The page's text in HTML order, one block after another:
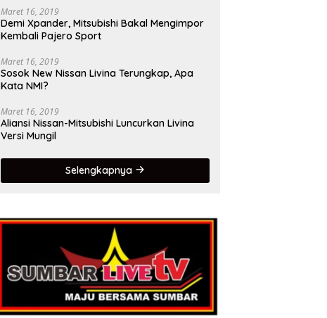
Maret 16, 2019
Demi Xpander, Mitsubishi Bakal Mengimpor
Kembali Pajero Sport
Maret 16, 2019
Sosok New Nissan Livina Terungkap, Apa
Kata NMI?
Maret 16, 2019
Aliansi Nissan-Mitsubishi Luncurkan Livina
Versi Mungil
Selengkapnya